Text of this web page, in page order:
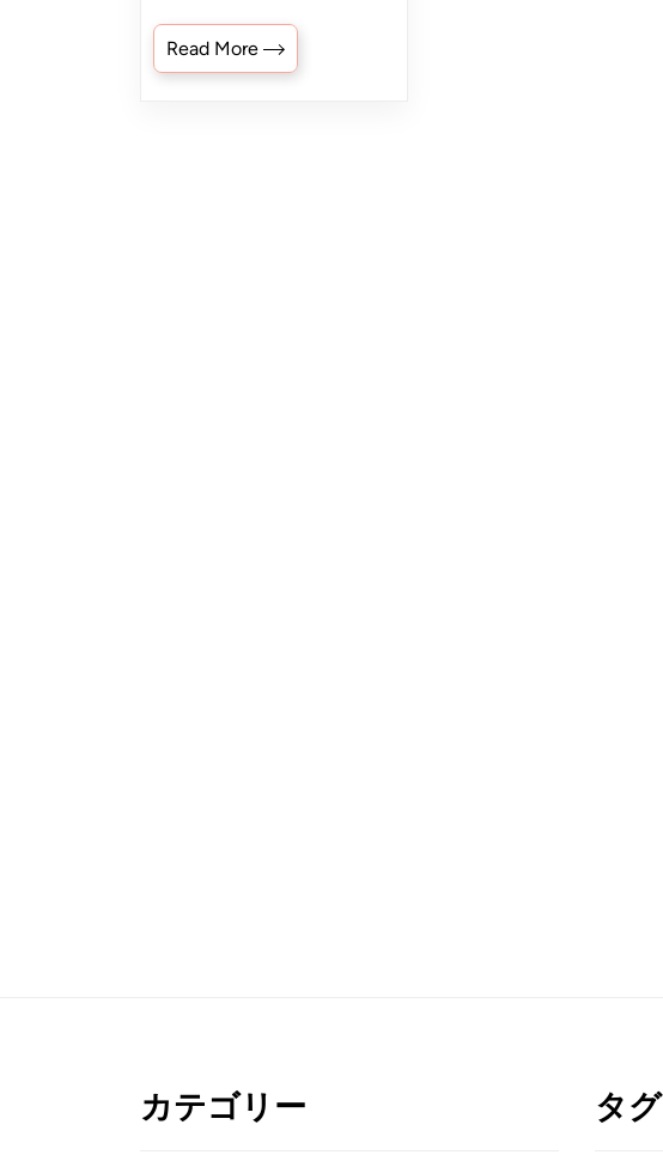
Read More
カテゴリー タグ